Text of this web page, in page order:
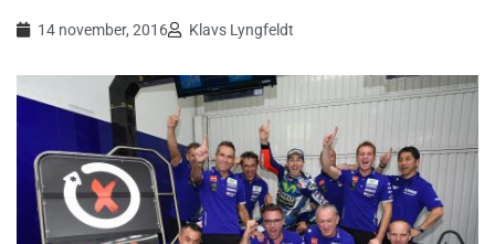
14 november, 2016 Klavs Lyngfeldt